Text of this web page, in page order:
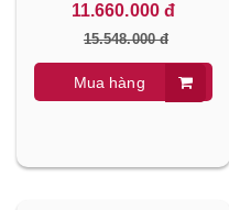
11.660.000 đ
15.548.000 đ
Mua hàng